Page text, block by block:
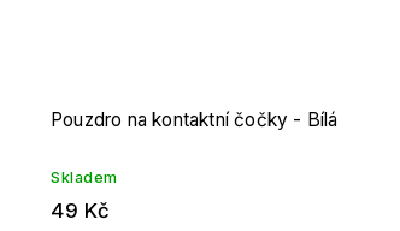
Pouzdro na kontaktní čočky - Bílá
Skladem
49 Kč